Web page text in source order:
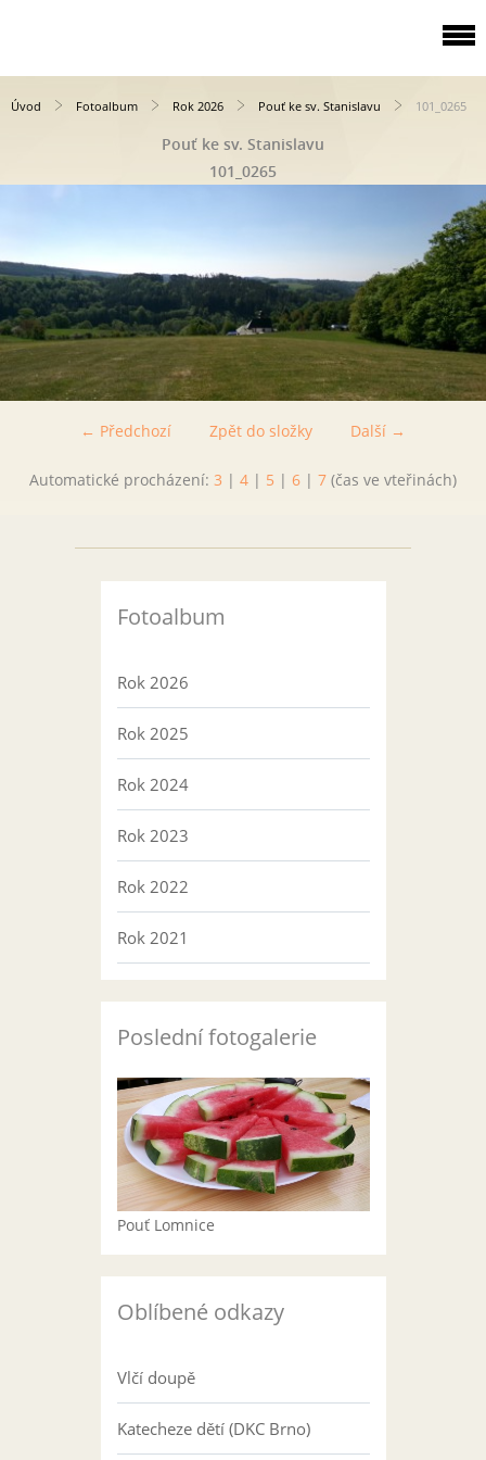
Úvod Fotoalbum Rok 2026 Pouť ke sv. Stanislavu 101_0265
Pouť ke sv. Stanislavu
101_0265
← Předchozí Další →
Zpět do složky
Automatické procházení: 3 | 4 | 5 | 6 | 7 (čas ve vteřinách)
Fotoalbum
Rok 2026
Rok 2025
Rok 2024
Rok 2023
Rok 2022
Rok 2021
Poslední fotogalerie
Pouť Lomnice
Oblíbené odkazy
Vlčí doupě
Katecheze dětí (DKC Brno)